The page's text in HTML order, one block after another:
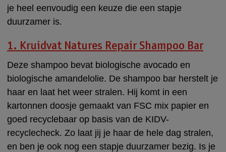
je heel eenvoudig een keuze die een stapje
duurzamer is.
1. Kruidvat Natures Repair Shampoo Bar
Deze shampoo bevat biologische avocado en
biologische amandelolie. De shampoo bar herstelt je
haar en laat het weer stralen. Hij komt in een
kartonnen doosje gemaakt van FSC mix papier en
goed recyclebaar op basis van de KIDV-
recyclecheck. Zo laat jij je haar de hele dag stralen,
en ben je ook nog een stapje duurzamer bezig. Is je